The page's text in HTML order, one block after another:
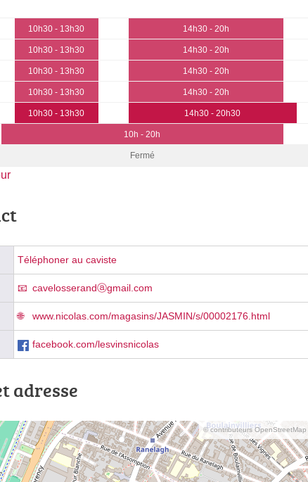
10h30 - 13h30 14h30 - 20h
10h30 - 13h30 14h30 - 20h
10h30 - 13h30 14h30 - 20h
10h30 - 13h30 14h30 - 20h
10h30 - 13h30 14h30 - 20h30
10h - 20h
Fermé
Téléphoner au caviste
cavelosserandⓐgmail.com
www.nicolas.com/magasins/JASMIN/s/00002176.html
facebook.com/lesvinsnicolas
adresse
© contributeurs OpenStreetMap